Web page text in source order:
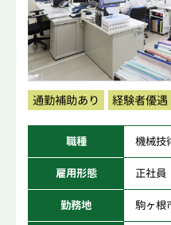
通勤補助あり 経験者優遇
職種 機械技
雇用形態 正社員
勤務地 駒ヶ根